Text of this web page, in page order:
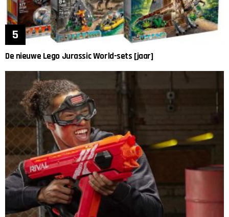
De nieuwe Lego Jurassic World-sets [jaar]